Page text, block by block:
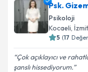
Psk.
Psikoloji
Kocaeli, İzmit
5 (17
Çok açıklayıcı ve
şanslı hissediyorum.